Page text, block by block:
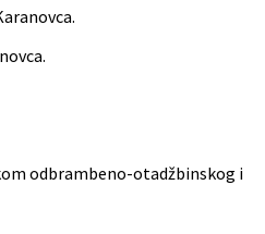
odbrambeno-otadžbinskog i